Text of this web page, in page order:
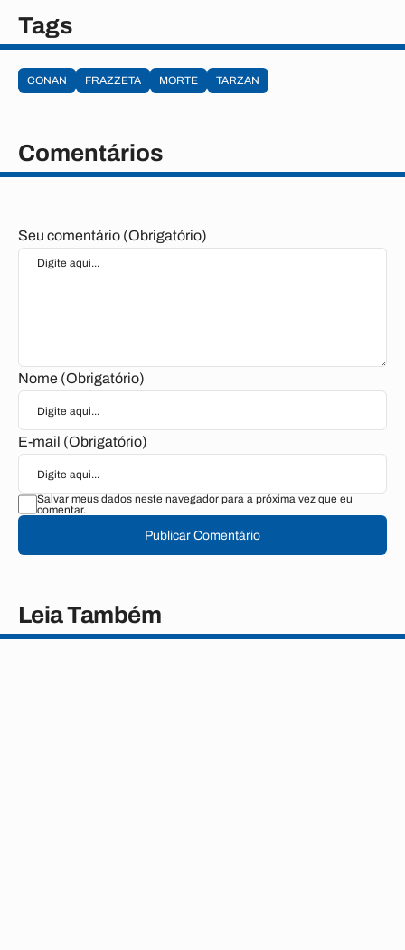
Tags
CONAN FRAZZETA MORTE TARZAN
Comentários
Seu comentário (Obrigatório)
Nome (Obrigatório)
E-mail (Obrigatório)
Salvar meus dados neste navegador para a próxima vez que eu
comentar.
Publicar Comentário
Leia Também